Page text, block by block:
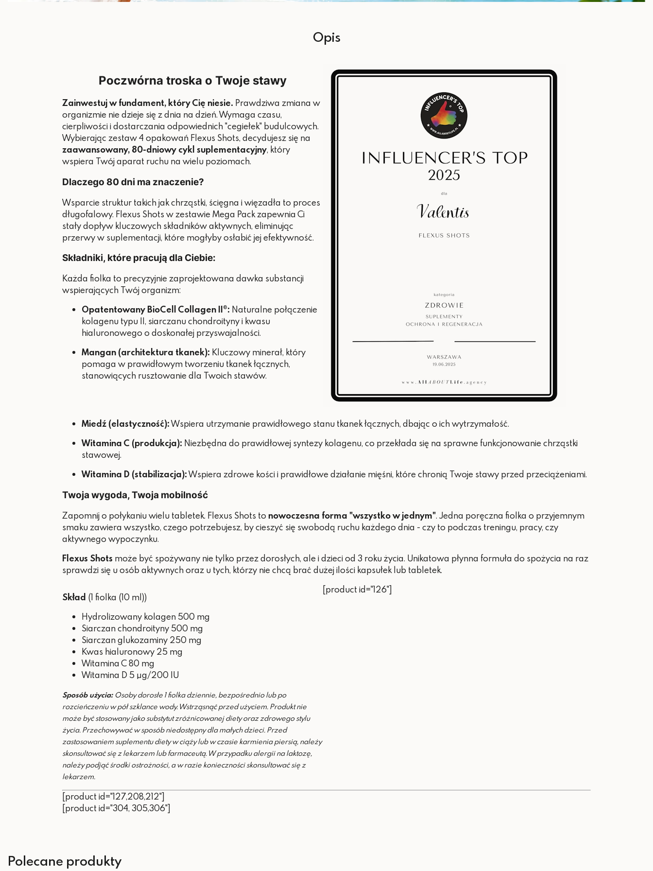
Witamina D
Opis
Poczwórna troska o Twoje stawy
Zainwestuj w fundament, który Cię niesie. Prawdziwa zmiana w
organizmie nie dzieje się z dnia na dzień. Wymaga czasu,
cierpliwości i dostarczania odpowiednich "cegiełek" budulcowych.
Wybierając zestaw 4 opakowań Flexus Shots, decydujesz się na
zaawansowany, 80-dniowy cykl suplementacyjny, który
wspiera Twój aparat ruchu na wielu poziomach.
Dlaczego 80 dni ma znaczenie?
Wsparcie struktur takich jak chrząstki, ścięgna i więzadła to proces
długofalowy. Flexus Shots w zestawie Mega Pack zapewnia Ci
stały dopływ kluczowych składników aktywnych, eliminując
przerwy w suplementacji, które mogłyby osłabić jej efektywność.
Składniki, które pracują dla Ciebie:
Każda fiolka to precyzyjnie zaprojektowana dawka substancji
wspierających Twój organizm:
Opatentowany BioCell Collagen II®: Naturalne połączenie
kolagenu typu II, siarczanu chondroityny i kwasu
hialuronowego o doskonałej przyswajalności.
Mangan (architektura tkanek): Kluczowy minerał, który
pomaga w prawidłowym tworzeniu tkanek łącznych,
stanowiących rusztowanie dla Twoich stawów.
Miedź (elastyczność):Wspiera utrzymanie prawidłowego stanu tkanek łącznych, dbając o ich wytrzymałość.
Witamina C (produkcja): Niezbędna do prawidłowej syntezy kolagenu, co przekłada się na sprawne funkcjonowanie chrząstki
stawowej.
Witamina D (stabilizacja):Wspiera zdrowe kości i prawidłowe działanie mięśni, które chronią Twoje stawy przed przeciążeniami.
Twoja wygoda, Twoja mobilność
Zapomnij o połykaniu wielu tabletek. Flexus Shots to nowoczesna forma "wszystko w jednym". Jedna poręczna fiolka o przyjemnym
smaku zawiera wszystko, czego potrzebujesz, by cieszyć się swobodą ruchu każdego dnia - czy to podczas treningu, pracy, czy
aktywnego wypoczynku.
Flexus Shots może być spożywany nie tylko przez dorosłych, ale i dzieci od 3 roku życia. Unikatowa płynna formuła do spożycia na raz
sprawdzi się u osób aktywnych oraz u tych, którzy nie chcą brać dużej ilości kapsułek lub tabletek.
Skład (1 fiolka (10 ml))
Hydrolizowany kolagen 500 mg
Siarczan chondroityny 500 mg
Siarczan glukozaminy 250 mg
Kwas hialuronowy 25 mg
Witamina C 80 mg
Witamina D 5 µg/200 IU
Sposób użycia: Osoby dorosłe 1 fiolka dziennie, bezpośrednio lub po
rozcieńczeniu w pół szklance wody. Wstrząsnąć przed użyciem. Produkt nie
może być stosowany jako substytut zróżnicowanej diety oraz zdrowego stylu
życia. Przechowywać w sposób niedostępny dla małych dzieci. Przed
zastosowaniem suplementu diety w ciąży lub w czasie karmienia piersią, należy
skonsultować się z lekarzem lub farmaceutą. W przypadku alergii na laktozę,
należy podjąć środki ostrożności, a w razie konieczności skonsultować się z
lekarzem.
[product id="126"]
[product id="127,208,212"]
[product id="304, 305,306"]
Polecane produkty